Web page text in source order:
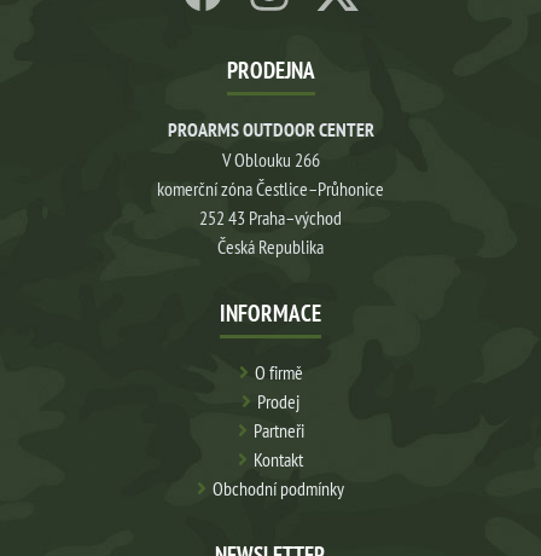
PRODEJNA
PROARMS OUTDOOR CENTER
V Oblouku 266
komerční zóna Čestlice–Průhonice
252 43 Praha–východ
Česká Republika
INFORMACE
O firmě
Prodej
Partneři
Kontakt
Obchodní podmínky